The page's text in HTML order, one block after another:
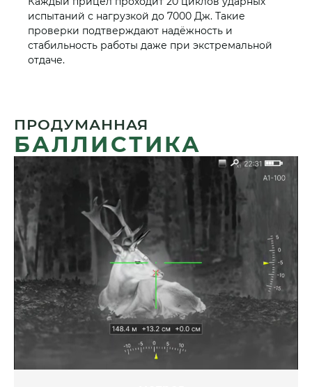
испытаний с нагрузкой до 7000 Дж. Такие
проверки подтверждают надёжность и
стабильность работы даже при экстремальной
отдаче.
ПРОДУМАННАЯ
БАЛЛИСТИКА